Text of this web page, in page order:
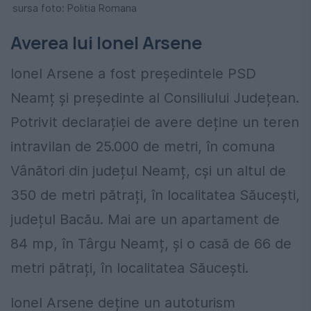
sursa foto: Politia Romana
Averea lui Ionel Arsene
Ionel Arsene a fost președintele PSD
Neamț și președinte al Consiliului Județean.
Potrivit declarației de avere deține un teren
intravilan de 25.000 de metri, în comuna
Vânători din județul Neamț, cși un altul de
350 de metri pătrați, în localitatea Săucești,
județul Bacău. Mai are un apartament de
84 mp, în Târgu Neamț, și o casă de 66 de
metri pătrați, în localitatea Săucești.
Ionel Arsene deține un autoturism